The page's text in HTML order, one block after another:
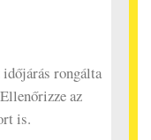
időjárás rongálta
az
is.